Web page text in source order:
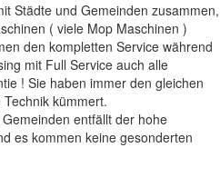
Städte und Gemeinden zusammen,
( viele Mop Maschinen )
den kompletten Service während
mit Full Service auch alle
! Sie haben immer den gleichen
kümmert.
entfällt der hohe
es kommen keine gesonderten